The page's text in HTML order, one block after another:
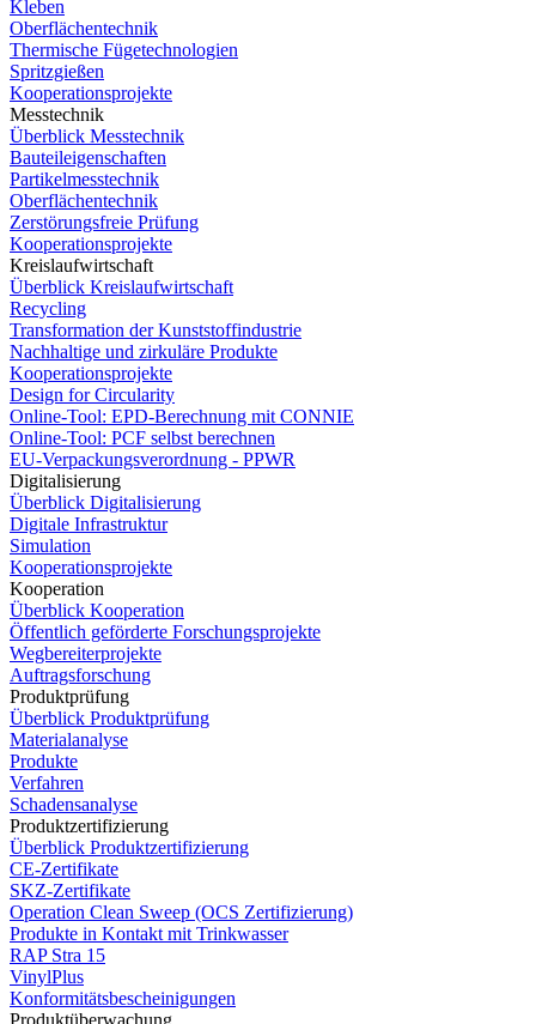
Kleben
Oberflächentechnik
Thermische Fügetechnologien
Spritzgießen
Kooperationsprojekte
Messtechnik
Überblick Messtechnik
Bauteileigenschaften
Partikelmesstechnik
Oberflächentechnik
Zerstörungsfreie Prüfung
Kooperationsprojekte
Kreislaufwirtschaft
Überblick Kreislaufwirtschaft
Recycling
Transformation der Kunststoffindustrie
Nachhaltige und zirkuläre Produkte
Kooperationsprojekte
Design for Circularity
Online-Tool: EPD-Berechnung mit CONNIE
Online-Tool: PCF selbst berechnen
EU-Verpackungsverordnung - PPWR
Digitalisierung
Überblick Digitalisierung
Digitale Infrastruktur
Simulation
Kooperationsprojekte
Kooperation
Überblick Kooperation
Öffentlich geförderte Forschungsprojekte
Wegbereiterprojekte
Auftragsforschung
Produktprüfung
Überblick Produktprüfung
Materialanalyse
Produkte
Verfahren
Schadensanalyse
Produktzertifizierung
Überblick Produktzertifizierung
CE-Zertifikate
SKZ-Zertifikate
Operation Clean Sweep (OCS Zertifizierung)
Produkte in Kontakt mit Trinkwasser
RAP Stra 15
VinylPlus
Konformitätsbescheinigungen
Produktüberwachung